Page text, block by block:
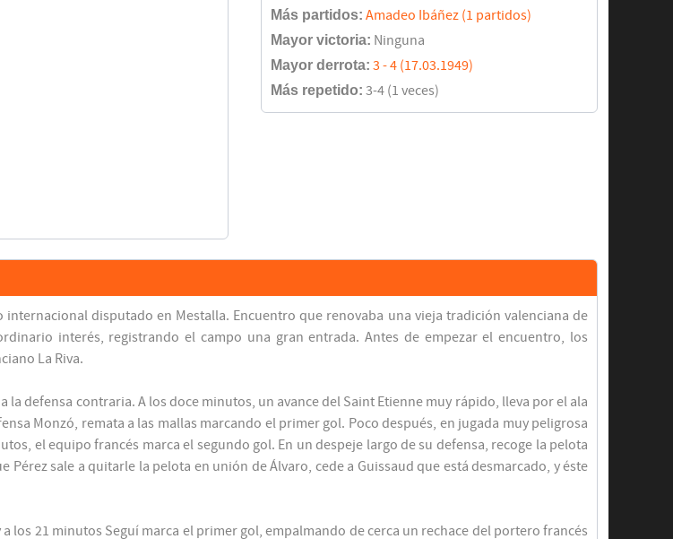
Más partidos: Amadeo Ibáñez (1 partidos)
Mayor victoria: Ninguna
Mayor derrota: 3 - 4 (17.03.1949)
Más repetido: 3-4 (1 veces)
disputado en Mestalla. Encuentro que renovaba una vieja tradición valenciana de
interés, registrando el campo una gran entrada. Antes de empezar el encuentro, los
La Riva.
defensa contraria. A los doce minutos, un avance del Saint Etienne muy rápido, lleva por el ala
Monzó, remata a las mallas marcando el primer gol. Poco después, en jugada muy peligrosa
el equipo francés marca el segundo gol. En un despeje largo de su defensa, recoge la pelota
sale a quitarle la pelota en unión de Álvaro, cede a Guissaud que está desmarcado, y éste
los 21 minutos Seguí marca el primer gol, empalmando de cerca un rechace del portero francés